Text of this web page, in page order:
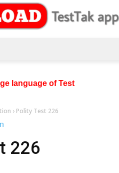
language of Test
› Polity Test 226
226